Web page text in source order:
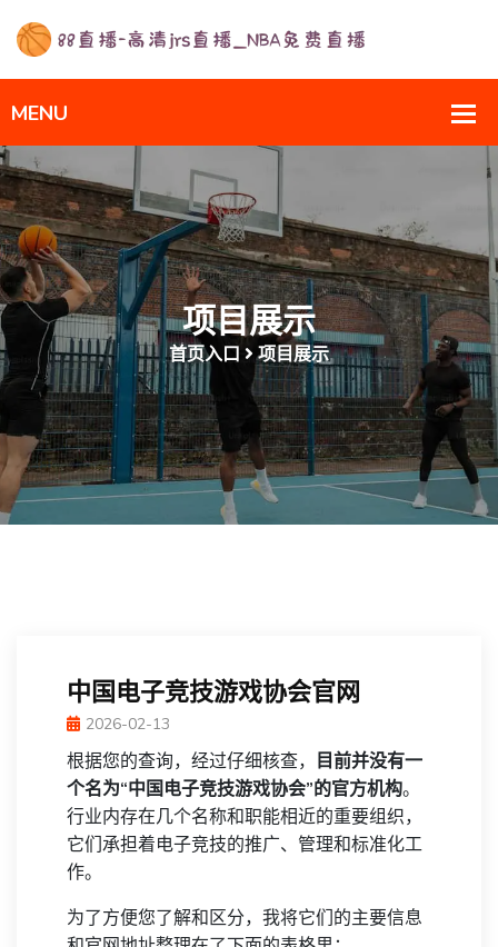
项目展示
首页入口 项目展示
中国电子竞技游戏协会官网
2026-02-13
根据您的查询，经过仔细核查，
目前并没有一
个名为“中国电子竞技游戏协会”的官方机构。
行业内存在几个名称和职能相近的重要组织，
它们承担着电子竞技的推广、管理和标准化工
作。
为了方便您了解和区分，我将它们的主要信息